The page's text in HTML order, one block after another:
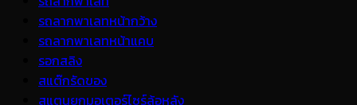
รถลากพาเลทหน้ากว้าง
รถลากพาเลทหน้าแคบ
รอกสลิง
สแต๊กรัดของ
สแตนยกมอเตอร์ไซร์ล้อหลัง